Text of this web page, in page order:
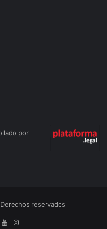
por
reservados